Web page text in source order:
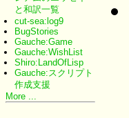
と和訳一覧
cut-sea:log9
BugStories
Gauche:Game
Gauche:WishList
Shiro:LandOfLisp
Gauche:スクリプト
作成支援
More ...